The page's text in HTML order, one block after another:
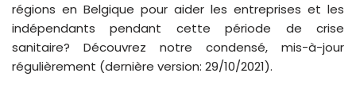
régions en Belgique pour aider les entreprises et les
indépendants pendant cette période de crise
sanitaire? Découvrez notre condensé, mis-à-jour
régulièrement (dernière version: 29/10/2021).